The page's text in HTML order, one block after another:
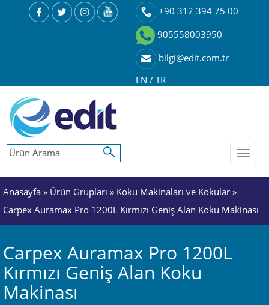
+90 312 394 75 00
905558003950
bilgi@edit.com.tr
EN / TR
Toggle
Anasayfa » Ürün Grupları » Koku Makinaları ve Kokular »
Carpex Auramax Pro 1200L Kırmızı Geniş Alan Koku Makinası
Carpex Auramax Pro 1200L
Kırmızı Geniş Alan Koku
Makinası